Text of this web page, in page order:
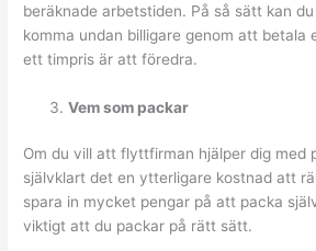
beräknade arbetstiden. På så sätt kan
komma undan billigare genom att betala
ett timpris är att föredra.
Vem som packar
Om du vill att flyttfirman hjälper dig med
självklart det en ytterligare kostnad att
spara in mycket pengar på att packa
viktigt att du packar på rätt sätt.